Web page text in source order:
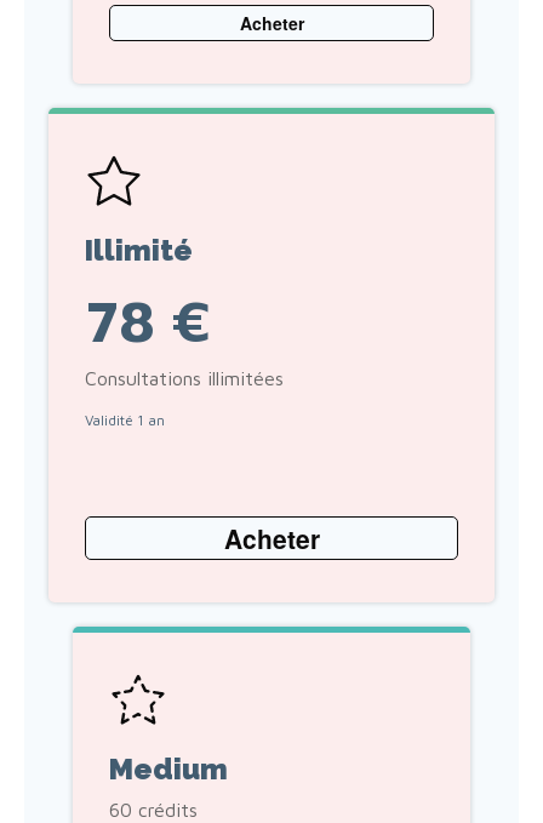
Acheter
Illimité
78 €
Consultations illimitées
Validité 1 an
Acheter
Medium
60 crédits